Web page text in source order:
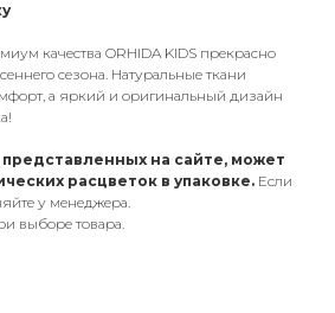
качества ORHIDA KIDS прекрасно
сезона. Натуральные ткани
а яркий и оригинальный дизайн
на сайте, может
расцветок в упаковке. Если
у менеджера.
выборе товара.